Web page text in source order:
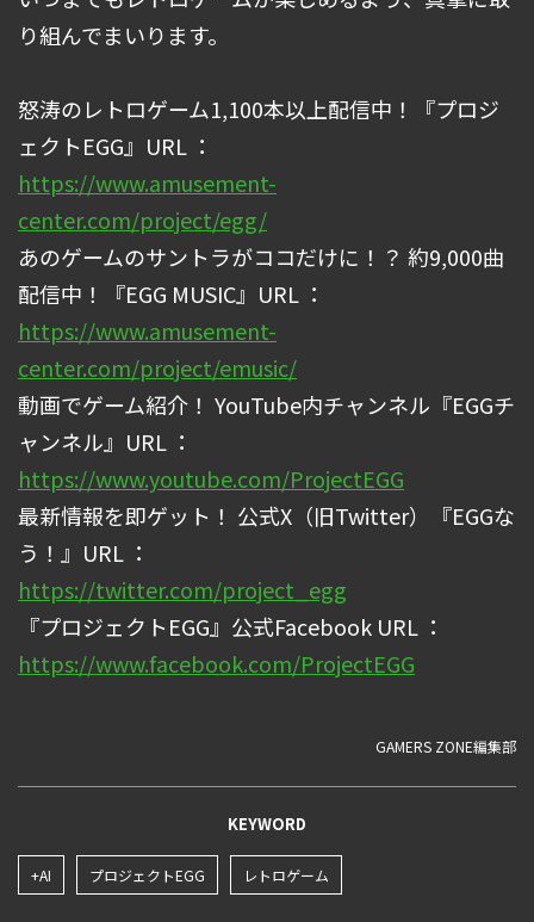
り組んでまいります。
怒涛のレトロゲーム1,100本以上配信中！『プロジ
ェクトEGG』URL ：
https://www.amusement-
center.com/project/egg/
あのゲームのサントラがココだけに！？ 約9,000曲
配信中！『EGG MUSIC』URL ：
https://www.amusement-
center.com/project/emusic/
動画でゲーム紹介！ YouTube内チャンネル『EGGチ
ャンネル』URL ：
https://www.youtube.com/ProjectEGG
最新情報を即ゲット！ 公式X（旧Twitter）『EGGな
う！』URL ：
https://twitter.com/project_egg
『プロジェクトEGG』公式Facebook URL ：
https://www.facebook.com/ProjectEGG
GAMERS ZONE編集部
KEYWORD
+AI プロジェクトEGG レトロゲーム